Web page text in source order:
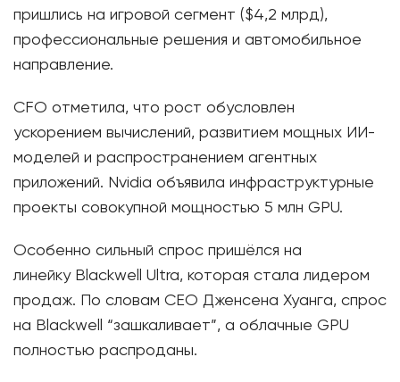
пришлись на игровой сегмент ($4,2 млрд),
профессиональные решения и автомобильное
направление.
CFO отметила, что рост обусловлен
ускорением вычислений, развитием мощных ИИ-
моделей и распространением агентных
приложений. Nvidia объявила инфраструктурные
проекты совокупной мощностью 5 млн GPU.
Особенно сильный спрос пришёлся на
линейку Blackwell Ultra, которая стала лидером
продаж. По словам CEO Дженсена Хуанга, спрос
на Blackwell “зашкаливает”, а облачные GPU
полностью распроданы.